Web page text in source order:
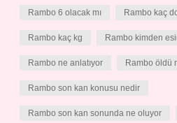
Rambo 6 olacak mı Rambo kaç
Rambo kaç kg Rambo kimden
Rambo ne anlatıyor Rambo öldü
Rambo son kan konusu nedir
Rambo son kan sonunda ne oluyor